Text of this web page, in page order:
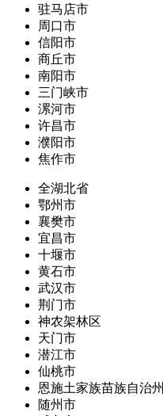
驻马店市
周口市
信阳市
商丘市
南阳市
三门峡市
漯河市
许昌市
濮阳市
焦作市
全湖北省
鄂州市
襄樊市
宜昌市
十堰市
黄石市
武汉市
荆门市
神农架林区
天门市
潜江市
仙桃市
恩施土家族苗族自治州
随州市